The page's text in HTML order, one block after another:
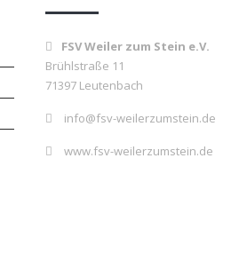
FSV Weiler zum Stein e.V.
Brühlstraße 11
71397 Leutenbach
info@fsv-weilerzumstein.de
www.fsv-weilerzumstein.de